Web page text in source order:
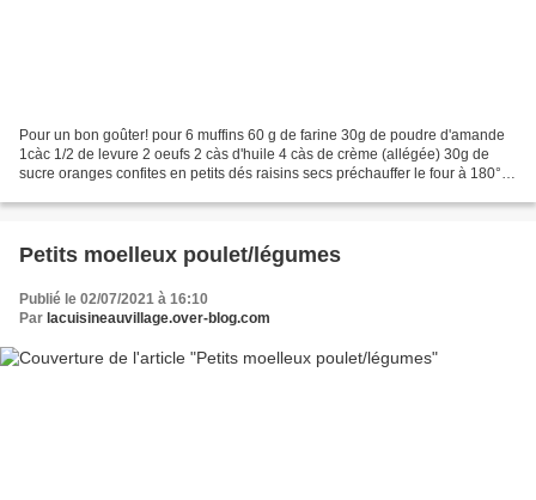
Pour un bon goûter! pour 6 muffins 60 g de farine 30g de poudre d'amande
1càc 1/2 de levure 2 oeufs 2 càs d'huile 4 càs de crème (allégée) 30g de
sucre oranges confites en petits dés raisins secs préchauffer le four à 180°
Petits moelleux poulet/légumes
Publié le 02/07/2021 à 16:10
Par lacuisineauvillage.over-blog.com